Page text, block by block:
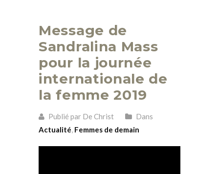
Message de
Sandralina Mass
pour la journée
internationale de
la femme 2019
Publié par De Christ
Dans
Actualité, Femmes de demain